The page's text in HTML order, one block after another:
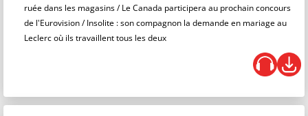
ruée dans les magasins / Le Canada participera au prochain concours
de l'Eurovision / Insolite : son compagnon la demande en mariage au
Leclerc où ils travaillent tous les deux